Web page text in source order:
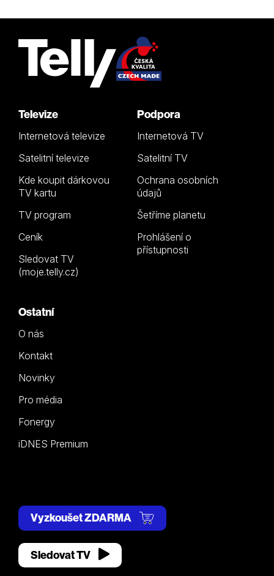
Televize
Internetová televize
Satelitní televize
Kde koupit dárkovou
TV kartu
TV program
Ceník
Sledovat TV
(moje.telly.cz)
Podpora
Internetová TV
Satelitní TV
Ochrana osobních
údajů
Šetříme planetu
Prohlášení o
přístupnosti
Ostatní
O nás
Kontakt
Novinky
Pro média
Fonergy
iDNES Premium
Vyzkoušet ZDARMA
Sledovat TV